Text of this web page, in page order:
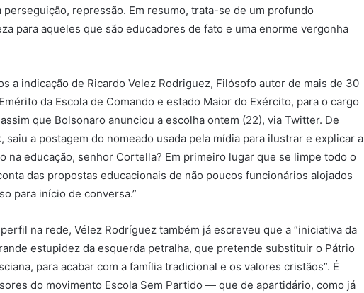
perseguição, repressão. Em resumo, trata-se de um profundo
para aqueles que são educadores de fato e uma enorme vergonha
a indicação de Ricardo Velez Rodriguez, Filósofo autor de mais de 30
da Escola de Comando e estado Maior do Exército, para o cargo
que Bolsonaro anunciou a escolha ontem (22), via Twitter. De
saiu a postagem do nomeado usada pela mídia para ilustrar e explicar a
na educação, senhor Cortella? Em primeiro lugar que se limpe todo o
das propostas educacionais de não poucos funcionários alojados
para início de conversa.”
na rede, Vélez Rodríguez também já escreveu que a “iniciativa da
estupidez da esquerda petralha, que pretende substituir o Pátrio
para acabar com a família tradicional e os valores cristãos”. É
do movimento Escola Sem Partido — que de apartidário, como já